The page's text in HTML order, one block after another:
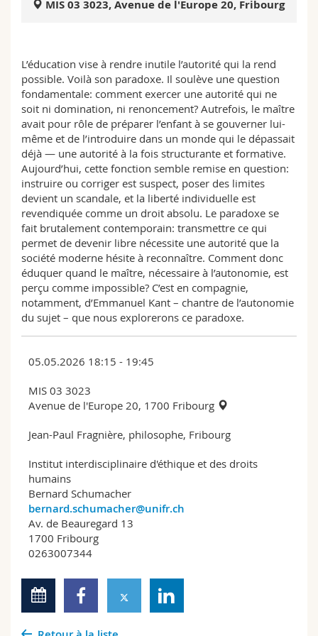
Sciences et médecine
Collaborateurs
Webmail
MyUnifr
MIS 03 3023, Avenue de l'Europe 20, Fribourg
L’éducation vise à rendre inutile l’autorité qui la rend
possible. Voilà son paradoxe. Il soulève une question
fondamentale: comment exercer une autorité qui ne
soit ni domination, ni renoncement? Autrefois, le maître
avait pour rôle de préparer l’enfant à se gouverner lui-
même et de l’introduire dans un monde qui le dépassait
déjà — une autorité à la fois structurante et formative.
Aujourd’hui, cette fonction semble remise en question:
instruire ou corriger est suspect, poser des limites
devient un scandale, et la liberté individuelle est
revendiquée comme un droit absolu. Le paradoxe se
fait brutalement contemporain: transmettre ce qui
permet de devenir libre nécessite une autorité que la
société moderne hésite à reconnaître. Comment donc
éduquer quand le maître, nécessaire à l’autonomie, est
perçu comme impossible? C’est en compagnie,
notamment, d’Emmanuel Kant – chantre de l’autonomie
du sujet – que nous explorerons ce paradoxe.
05.05.2026 18:15 - 19:45
MIS 03 3023
Avenue de l'Europe 20, 1700 Fribourg
Jean-Paul Fragnière, philosophe, Fribourg
Institut interdisciplinaire d'éthique et des droits
humains
Bernard Schumacher
bernard.schumacher@unifr.ch
Av. de Beauregard 13
1700 Fribourg
0263007344